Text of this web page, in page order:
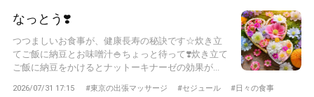
なっとう❣️
つつましいお食事が、健康長寿の秘訣です☆炊き立
てご飯に納豆とお味噌汁🍚ちょっと待って❣️炊き立て
ご飯に納豆をかけるとナットーキナーゼの効果が...
2026/07/31 17:15 #東京の出張マッサージ #セジュール
#日々の食事